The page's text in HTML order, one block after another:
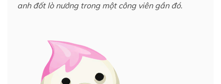
anh đốt lò nướng trong một công viên gần đó.